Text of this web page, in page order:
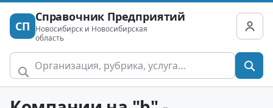
СП
Справочник Предприятий
Новосибирск и Новосибирская
область